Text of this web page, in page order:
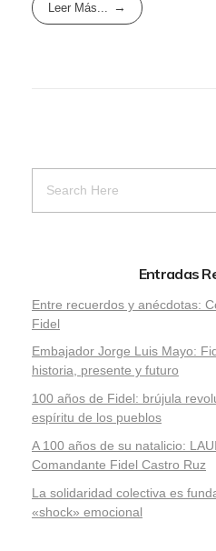
Leer Más...
Entradas
Entre recuerdos y anécdotas:
Fidel
Embajador Jorge Luis Mayo:
historia, presente y futuro
100 años de Fidel: brújula
espíritu de los pueblos
A 100 años de su natalicio:
Comandante Fidel Castro Ruz
La solidaridad colectiva es
«shock» emocional